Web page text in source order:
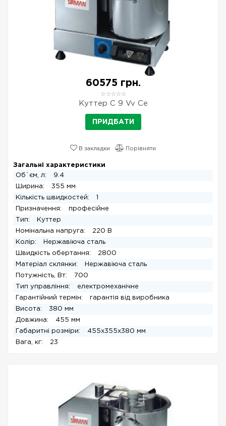
60575 грн.
Куттер C 9 Vv Ce
ПРИДБАТИ
В закладки Порівняти
Загальні характеристики
Об`єм, л:
9.4
Ширина:
355 мм
Кількість швидкостей:
1
Призначення:
професійне
Тип:
Куттер
Номінальна напруга:
220 В
Колір:
Нержавіюча сталь
Швидкість обертання:
2800
Матеріал склянки:
Нержавіюча сталь
Потужність, Вт:
700
Тип управління:
електромеханічне
Гарантійний термін:
гарантія від виробника
Висота:
380 мм
Довжина:
455 мм
Габаритні розміри:
455х355х380 мм
Вага, кг:
23